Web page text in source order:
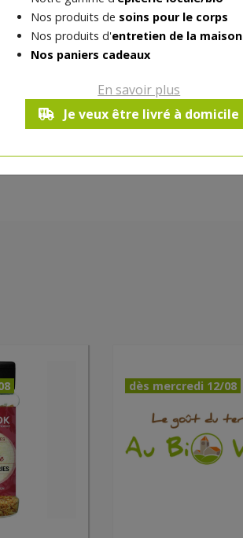
Nos produits de soins pour le corps
Nos produits d'entretien de la maison
Nos paniers cadeaux
En savoir plus
Je veux être livré à domicile
est indisponible pour le moment.
dès mercredi 12/08